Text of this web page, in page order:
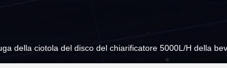
della ciotola del disco del chiarificatore 5000L/H della